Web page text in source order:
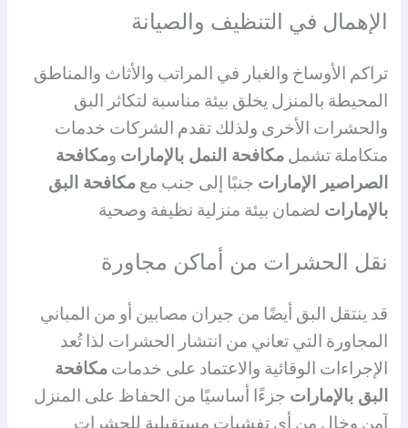
الإهمال في التنظيف والصيانة
تراكم الأوساخ والغبار في المراتب والأثاث والمناطق
المحيطة بالمنزل يخلق بيئة مناسبة لتكاثر البق
والحشرات الأخرى ولذلك تقدم الشركات خدمات
متكاملة تشملمكافحة النمل بالإمارات ومكافحة
الصراصير الإمارات جنبًا إلى جنب معمكافحة البق
بالإمارات لضمان بيئة منزلية نظيفة وصحية
نقل الحشرات من أماكن مجاورة
قد ينتقل البق أيضًا من جيران مصابين أو من المباني
المجاورة التي تعاني من انتشار الحشرات لذا تُعد
الإجراءات الوقائية والاعتماد على خدماتمكافحة
البق بالإمارات جزءًا أساسيًا من الحفاظ على المنزل
آمن وخالٍ من أي تفشيات مستقبلية للحشرات